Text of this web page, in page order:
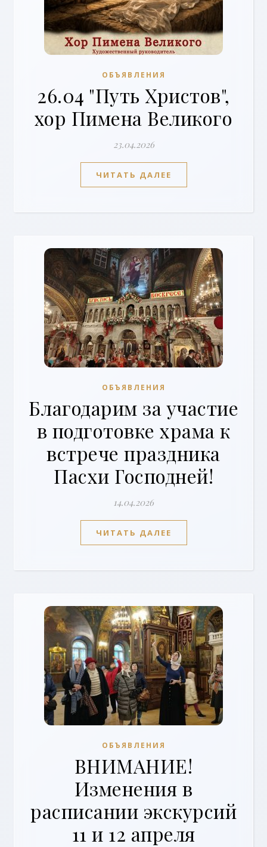
ОБЪЯВЛЕНИЯ
26.04 "Путь Христов",
хор Пимена Великого
23.04.2026
ЧИТАТЬ ДАЛЕЕ
ОБЪЯВЛЕНИЯ
Благодарим за участие
в подготовке храма к
встрече праздника
Пасхи Господней!
14.04.2026
ЧИТАТЬ ДАЛЕЕ
ОБЪЯВЛЕНИЯ
ВНИМАНИЕ!
Изменения в
расписании экскурсий
11 и 12 апреля